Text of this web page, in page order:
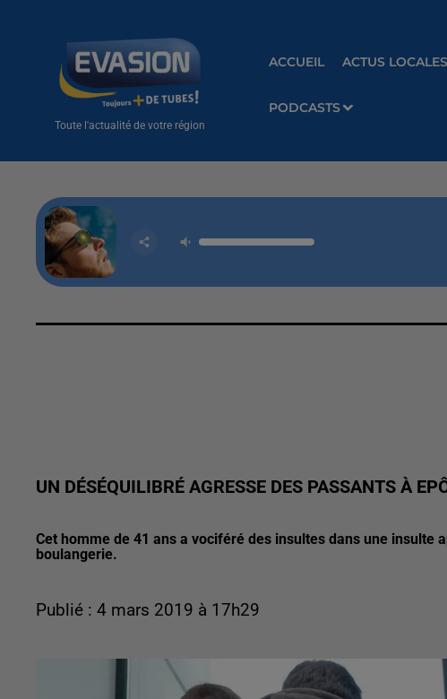
Toute l'actualité de votre région
ACCUEIL ACTUS LOCALES
PODCASTS
UN DÉSÉQUILIBRÉ AGRESSE DES PASSANTS À
Cet homme de 41 ans a vociféré des insultes dans une insulte
boulangerie.
Publié : 4 mars 2019 à 17h29